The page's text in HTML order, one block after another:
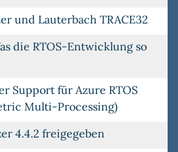
und Lauterbach TRACE32
die RTOS-Entwicklung so
Support für Azure RTOS
Multi-Processing)
4.4.2 freigegeben